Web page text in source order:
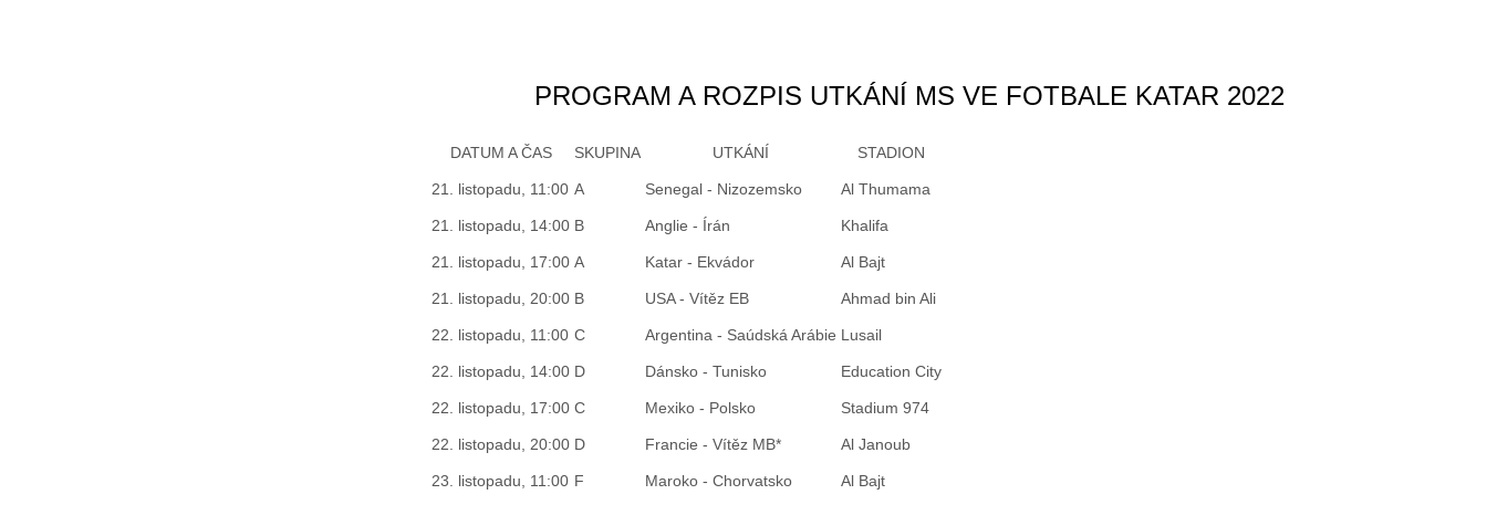
PROGRAM A ROZPIS UTKÁNÍ MS VE FOTBALE KATAR 2022
DATUM A ČAS SKUPINA UTKÁNÍ STADION
21. listopadu, 11:00 A Senegal - Nizozemsko Al Thumama
21. listopadu, 14:00 B Anglie - Írán Khalifa
21. listopadu, 17:00 A Katar - Ekvádor Al Bajt
21. listopadu, 20:00 B USA - Vítěz EB Ahmad bin Ali
22. listopadu, 11:00 C Argentina - Saúdská Arábie Lusail
22. listopadu, 14:00 D Dánsko - Tunisko Education City
22. listopadu, 17:00 C Mexiko - Polsko Stadium 974
22. listopadu, 20:00 D Francie - Vítěz MB* Al Janoub
23. listopadu, 11:00 F Maroko - Chorvatsko Al Bajt